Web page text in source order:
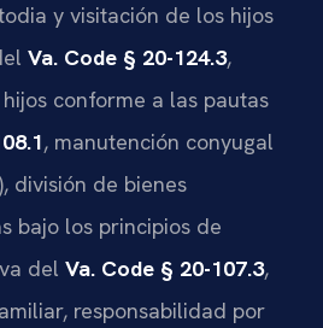
y visitación de los hijos
Va. Code § 20-124.3,
conforme a las pautas
, manutención conyugal
división de bienes
bajo los principios de
del Va. Code § 20-107.3,
responsabilidad por